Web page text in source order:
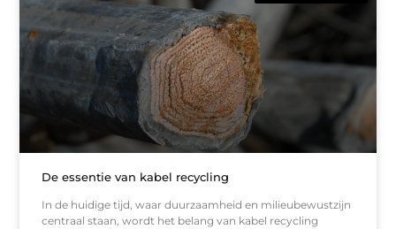
De essentie van kabel recycling
In de huidige tijd, waar duurzaamheid en milieubewustzijn
centraal staan, wordt het belang van kabel recycling